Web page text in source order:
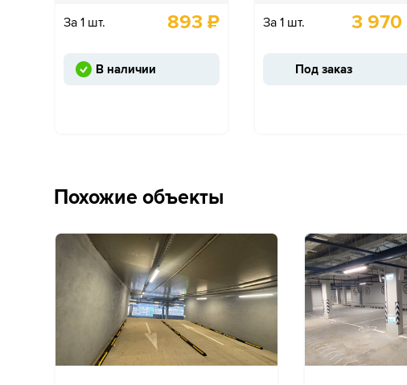
За 1 шт. 893 ₽
В наличии
За 1 шт. 3 970
Под заказ
Похожие объекты